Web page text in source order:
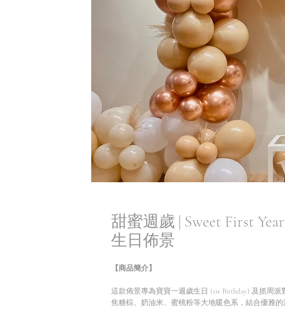
甜蜜週歲 | Sweet First
生日佈景
【商品簡介】
這款佈景專為寶寶一週歲生日 (1st Birthday) 及抓周
焦糖棕、奶油米、蜜桃粉等大地暖色系，結合優雅的